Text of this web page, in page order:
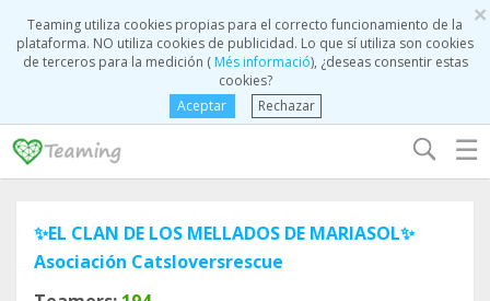
×
Teaming utiliza cookies propias para el correcto funcionamiento de la
plataforma. NO utiliza cookies de publicidad. Lo que sí utiliza son cookies
de terceros para la medición (Més informació), ¿deseas consentir estas
cookies?
Aceptar
Rechazar
☰
✨️EL CLAN DE LOS MELLADOS DE MARIASOL✨️
Asociación Catsloversrescue